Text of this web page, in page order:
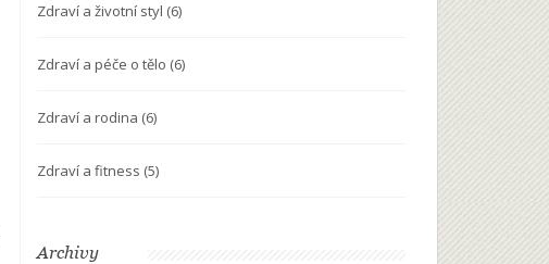
Zdraví a životní styl (6)
Zdraví a péče o tělo (6)
Zdraví a rodina (6)
Zdraví a fitness (5)
Archivy